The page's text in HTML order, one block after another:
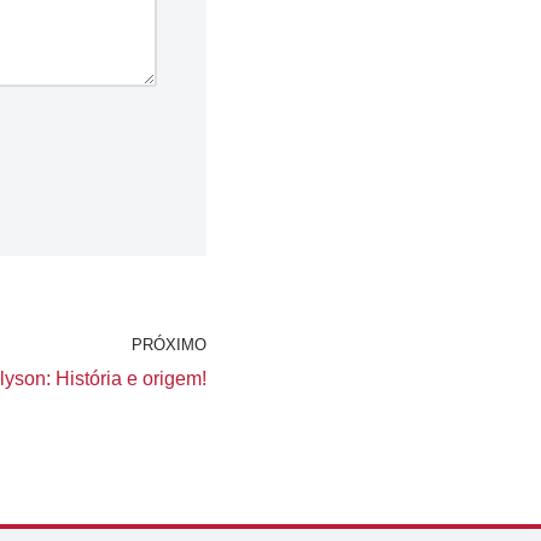
PRÓXIMO
História e origem!